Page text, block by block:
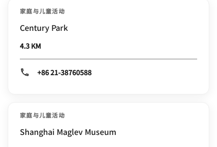
家庭与儿童活动
Century Park
4.3 KM
+86 21-38760588
家庭与儿童活动
Shanghai Maglev Museum